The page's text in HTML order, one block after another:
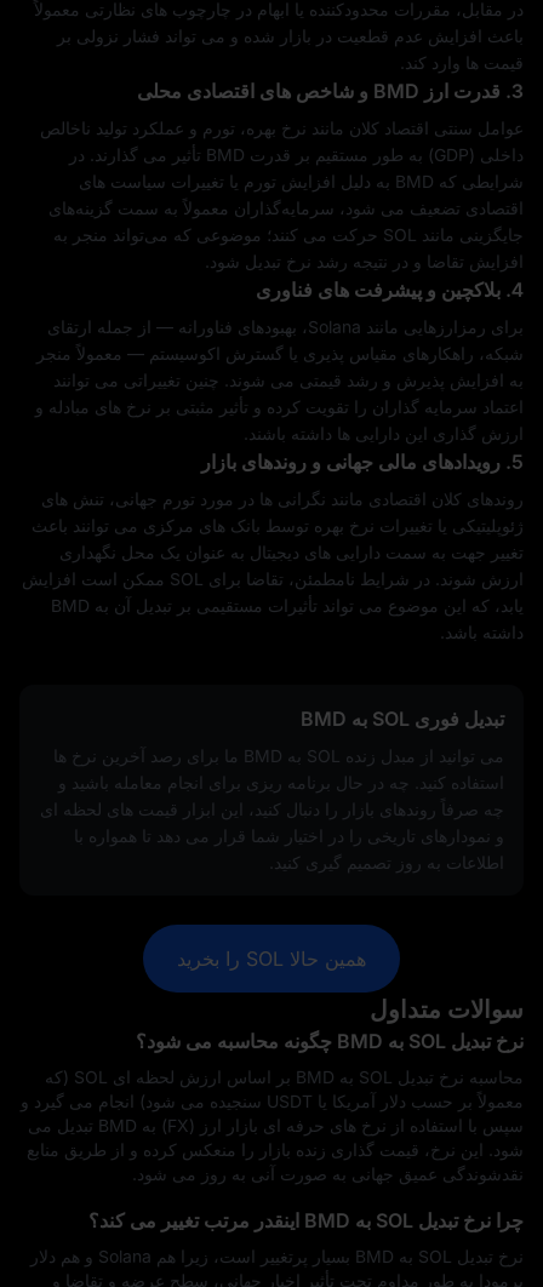
در مقابل، مقررات محدودکننده یا ابهام در چارچوب‌ های نظارتی معمولاً
باعث افزایش عدم‌ قطعیت در بازار شده و می‌ تواند فشار نزولی بر
قیمت‌ ها وارد کند.
3. قدرت ارز BMD و شاخص‌ های اقتصادی محلی
عوامل سنتی اقتصاد کلان مانند نرخ بهره، تورم و عملکرد تولید ناخالص
داخلی (GDP) به‌ طور مستقیم بر قدرت BMD تأثیر می‌ گذارند. در
شرایطی که BMD به دلیل افزایش تورم یا تغییرات سیاست‌ های
اقتصادی تضعیف می‌ شود، سرمایه‌گذاران معمولاً به سمت گزینه‌های
جایگزینی مانند SOL حرکت می‌ کنند؛ موضوعی که می‌تواند منجر به
افزایش تقاضا و در نتیجه رشد نرخ تبدیل شود.
4. بلاکچین و پیشرفت‌ های فناوری
برای رمزارزهایی مانند Solana، بهبودهای فناورانه — از جمله ارتقای
شبکه، راهکارهای مقیاس‌ پذیری یا گسترش اکوسیستم — معمولاً منجر
به افزایش پذیرش و رشد قیمتی می‌ شوند. چنین تغییراتی می‌ توانند
اعتماد سرمایه‌ گذاران را تقویت کرده و تأثیر مثبتی بر نرخ‌ های مبادله و
ارزش‌ گذاری این دارایی‌ ها داشته باشند.
5. رویدادهای مالی جهانی و روندهای بازار
روندهای کلان اقتصادی مانند نگرانی‌ ها در مورد تورم جهانی، تنش‌ های
ژئوپلیتیکی یا تغییرات نرخ بهره توسط بانک‌ های مرکزی می‌ توانند باعث
تغییر جهت به سمت دارایی‌ های دیجیتال به‌ عنوان یک محل نگهداری
ارزش شوند. در شرایط نامطمئن، تقاضا برای SOL ممکن است افزایش
یابد، که این موضوع می‌ تواند تأثیرات مستقیمی بر تبدیل آن به BMD
داشته باشد.
تبدیل فوری SOL به BMD
می‌ توانید از مبدل زنده SOL به BMD ما برای رصد آخرین نرخ‌ ها
استفاده کنید. چه در حال برنامه‌ ریزی برای انجام معامله باشید و
چه صرفاً روندهای بازار را دنبال کنید، این ابزار قیمت‌ های لحظه‌ ای
و نمودارهای تاریخی را در اختیار شما قرار می‌ دهد تا همواره با
اطلاعات به‌ روز تصمیم‌ گیری کنید.
همین حالا SOL را بخرید
سوالات متداول
نرخ تبدیل SOL به BMD چگونه محاسبه می‌ شود؟
محاسبه نرخ تبدیل SOL به BMD بر اساس ارزش لحظه‌ ای SOL (که
معمولاً بر حسب دلار آمریکا یا USDT سنجیده می‌ شود) انجام می‌ گیرد و
سپس با استفاده از نرخ‌ های حرفه‌ ای بازار ارز (FX) به BMD تبدیل می‌
شود. این نرخ، قیمت‌ گذاری زنده بازار را منعکس کرده و از طریق منابع
نقدشوندگی عمیق جهانی به‌ صورت آنی به‌ روز می‌ شود.
چرا نرخ تبدیل SOL به BMD اینقدر مرتب تغییر می‌ کند؟
نرخ تبدیل SOL به BMD بسیار پرتغییر است، زیرا هم Solana و هم دلار
برمودا به‌ طور مداوم تحت‌ تأثیر اخبار جهانی، سطح عرضه و تقاضا و